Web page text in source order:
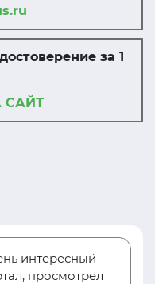
за 1
САЙТ
интересный
просмотрел